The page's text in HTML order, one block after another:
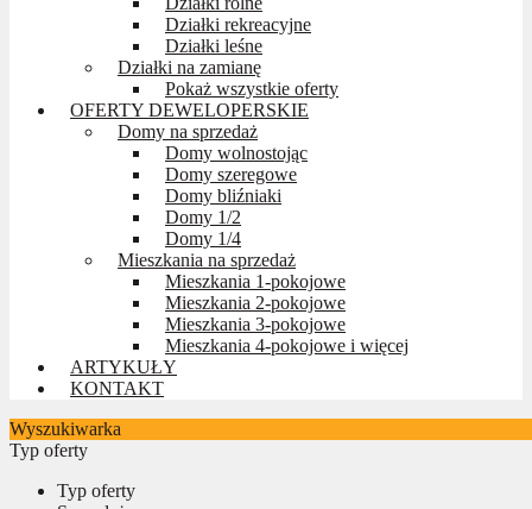
Działki rekreacyjne
Działki leśne
Działki na zamianę
Pokaż wszystkie oferty
OFERTY DEWELOPERSKIE
Domy na sprzedaż
Domy wolnostojąc
Domy szeregowe
Domy bliźniaki
Domy 1/2
Domy 1/4
Mieszkania na sprzedaż
Mieszkania 1-pokojowe
Mieszkania 2-pokojowe
Mieszkania 3-pokojowe
Mieszkania 4-pokojowe i więcej
ARTYKUŁY
KONTAKT
Wyszukiwarka
Typ oferty
Typ oferty